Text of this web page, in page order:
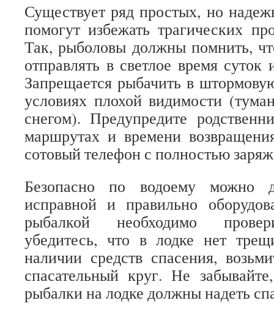
Существует ряд простых, но
помогут избежать трагических
Так, рыболовы должны помнить,
отправлять в светлое время
Запрещается рыбачить в
условиях плохой видимости
снегом). Предупредите
маршрутах и времени
сотовый телефон с полностью
Безопасно по водоему можно
исправной и правильно
рыбалкой необходимо
убедитесь, что в лодке нет
наличии средств спасения,
спасательный круг. Не
рыбалки на лодке должны надеть